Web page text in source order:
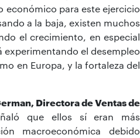
económico para este ejercicio
a la baja, existen muchos
el crecimiento, en especial
experimentando el desempleo
en Europa, y la fortaleza del
Directora de Ventas de
que ellos sí eran más
macroeconómica debido